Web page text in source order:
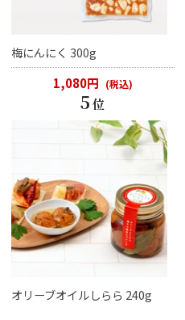
梅にんにく 300g
1,080円 (税込)
5位
オリーブオイルしらら 240g